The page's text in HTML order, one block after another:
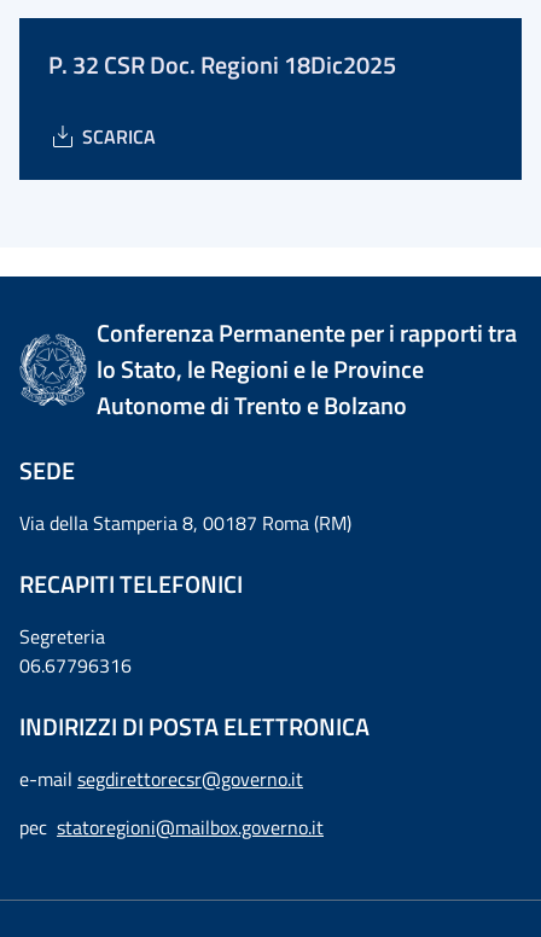
P. 32 CSR Doc. Regioni 18Dic2025
SCARICA
Conferenza Permanente per i rapporti tra
lo Stato, le Regioni e le Province
Autonome di Trento e Bolzano
SEDE
Via della Stamperia 8, 00187 Roma (RM)
RECAPITI TELEFONICI
Segreteria
06.67796316
INDIRIZZI DI POSTA ELETTRONICA
e-mail segdirettorecsr@governo.it
pec statoregioni@mailbox.governo.it